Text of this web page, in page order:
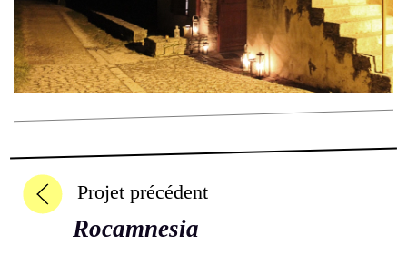
Projet précédent
Rocamnesia